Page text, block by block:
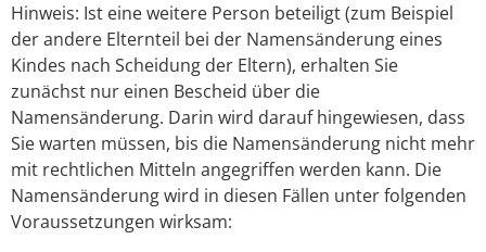
Hinweis: Ist eine weitere Person beteiligt(zum Beispiel
der andere Elternteil bei der Namensänderung eines
Kindes nach Scheidung der Eltern), erhalten Sie
zunächst nur einen Bescheid über die
Namensänderung. Darin wird darauf hingewiesen, dass
Sie warten müssen, bis die Namensänderung nicht mehr
mit rechtlichen Mitteln angegriffen werden kann. Die
Namensänderung wird in diesen Fällen unter folgenden
Voraussetzungen wirksam: